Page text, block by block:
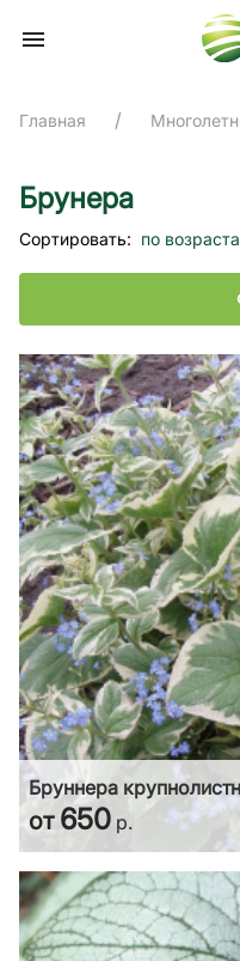
Главная
Брунера
Сортировать: по
Бруннера
от 650 р.